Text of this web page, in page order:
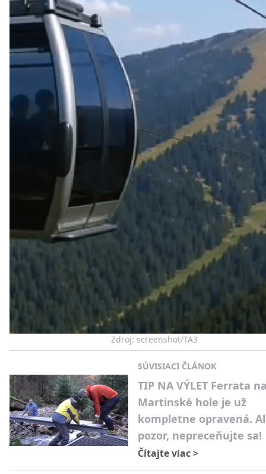
Zdroj: screenshot/TA3
SÚVISIACI ČLÁNOK
TIP NA VÝLET Ferrata
Martinské hole je už
kompletne opravená.
pozor, nepreceňujte sa!
Čítajte viac>